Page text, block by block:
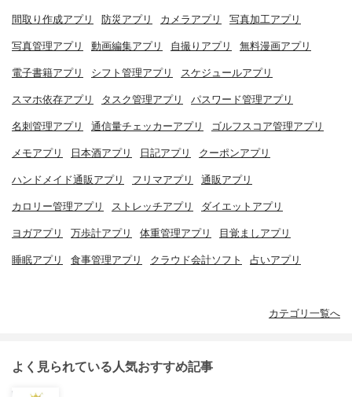
間取り作成アプリ 防災アプリ カメラアプリ 写真加工アプリ
写真管理アプリ 動画編集アプリ 自撮りアプリ 無料漫画アプリ
電子書籍アプリ シフト管理アプリ スケジュールアプリ
スマホ依存アプリ タスク管理アプリ パスワード管理アプリ
名刺管理アプリ 通信量チェッカーアプリ ゴルフスコア管理アプリ
メモアプリ 日本酒アプリ 日記アプリ クーポンアプリ
ハンドメイド通販アプリ フリマアプリ 通販アプリ
カロリー管理アプリ ストレッチアプリ ダイエットアプリ
ヨガアプリ 万歩計アプリ 体重管理アプリ 目覚ましアプリ
睡眠アプリ 食事管理アプリ クラウド会計ソフト 占いアプリ
カテゴリ一覧へ
よく見られている人気おすすめ記事